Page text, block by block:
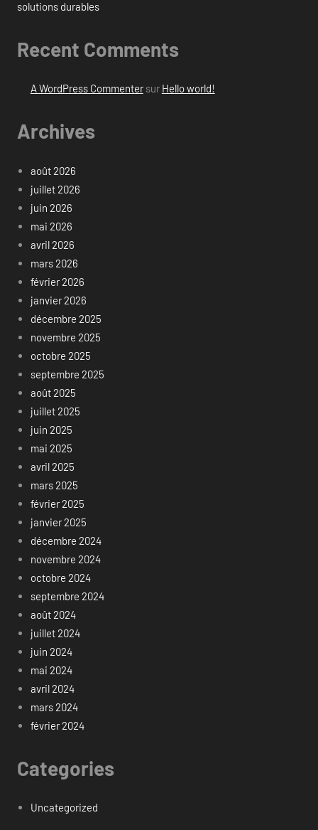
solutions durables
Recent Comments
A WordPress Commentersur Hello world!
Archives
août 2026
juillet 2026
juin 2026
mai 2026
avril 2026
mars 2026
février 2026
janvier 2026
décembre 2025
novembre 2025
octobre 2025
septembre 2025
août 2025
juillet 2025
juin 2025
mai 2025
avril 2025
mars 2025
février 2025
janvier 2025
décembre 2024
novembre 2024
octobre 2024
septembre 2024
août 2024
juillet 2024
juin 2024
mai 2024
avril 2024
mars 2024
février 2024
Categories
Uncategorized